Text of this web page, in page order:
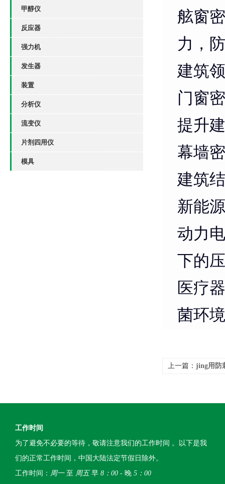
甲醇仪
反应器
强力机
发生器
装置
分析仪
流变仪
片剂四用仪
模具
舷窗
力，
建筑
门窗
提升
幕墙
建筑
新能
动力
下的
医疗
菌环
上一篇： jing用防
工作时间
为了避免不必要的等待，敬请注意我们的工作时间 。以下是我
们的正常工作时间，中国大陆法定节假日除外。
工作时间： 周一至 周五早 8：00 - 晚 5：00